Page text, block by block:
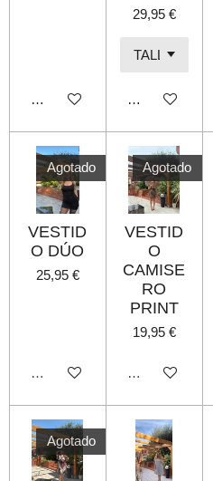
Añadir al carrito
29,95 €
Añadir al carrito
Agotado
VESTID
O DÚO
25,95 €
Agotado
Agotado
VESTID
O
CAMISE
RO
PRINT
19,95 €
Agotado
Agotado